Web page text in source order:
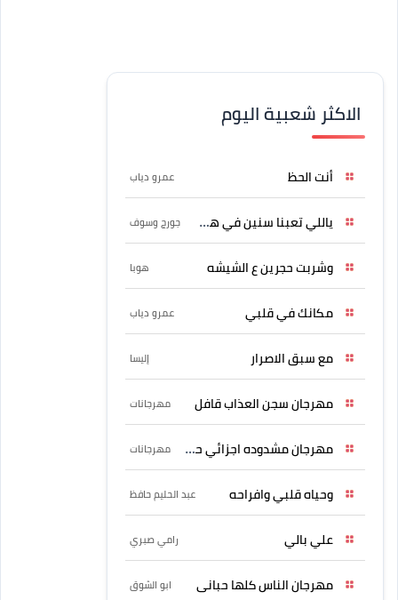
الاكثر شعبية اليوم
أنت الحظ عمرو دياب
ياللي تعبنا سنين في هواه جورج وسوف
وشربت حجرين ع الشيشه هوبا
مكانك في قلبي عمرو دياب
مع سبق الاصرار إليسا
مهرجان سجن العذاب قافل مهرجانات
مهرجان مشدوده اجزائي حربونى مهرجانات
وحياه قلبي وافراحه عبد الحليم حافظ
علي بالي رامي صبري
مهرجان الناس كلها حبانى ابو الشوق